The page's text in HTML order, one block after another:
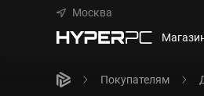
Москва
Покупателям